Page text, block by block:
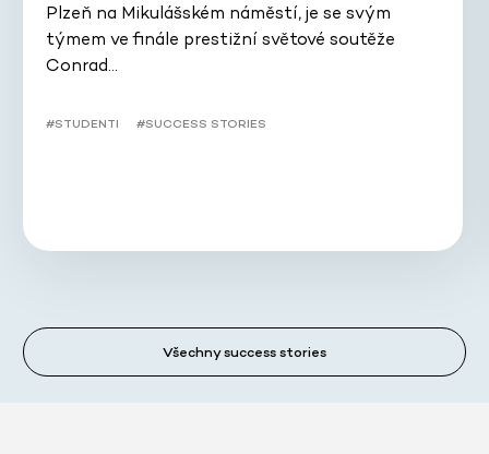
Plzeň na Mikulášském náměstí, je se svým
týmem ve finále prestižní světové soutěže
Conrad…
#STUDENTI #SUCCESS STORIES
Všechny success stories